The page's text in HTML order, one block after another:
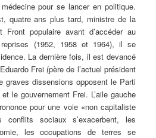
pour se lancer en politique.
quatre ans plus tard, ministre de la
Front populaire avant d’accéder au
(1952, 1958 et 1964), il se
La dernière fois, il est devancé
Frei (père de l’actuel président
graves dissensions opposent le Parti
le gouvernement Frei. L’aile gauche
pour une voie «non capitaliste
conflits sociaux s’exacerbent, les
les occupations de terres se